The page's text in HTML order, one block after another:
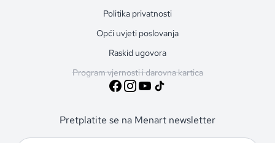
Politika privatnosti
Opći uvjeti poslovanja
Raskid ugovora
Program vjernosti i darovna kartica
Pretplatite se na Menart newsletter